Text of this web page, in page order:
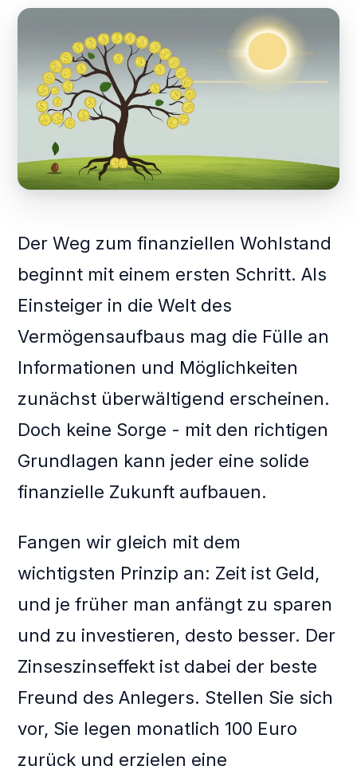
Der Weg zum finanziellen Wohlstand
beginnt mit einem ersten Schritt. Als
Einsteiger in die Welt des
Vermögensaufbaus mag die Fülle an
Informationen und Möglichkeiten
zunächst überwältigend erscheinen.
Doch keine Sorge - mit den richtigen
Grundlagen kann jeder eine solide
finanzielle Zukunft aufbauen.
Fangen wir gleich mit dem
wichtigsten Prinzip an: Zeit ist Geld,
und je früher man anfängt zu sparen
und zu investieren, desto besser. Der
Zinseszinseffekt ist dabei der beste
Freund des Anlegers. Stellen Sie sich
vor, Sie legen monatlich 100 Euro
zurück und erzielen eine